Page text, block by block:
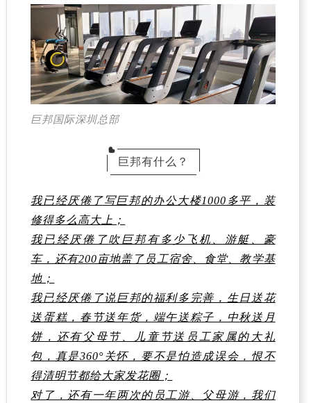
巨邦国际深圳总部
巨邦有什么？
我已经厌倦了写巨邦的办公大楼1000多平，装
修得多么高大上；
我已经厌倦了吹巨邦有多少飞机、游艇、豪
车，还有200亩地盖了员工宿舍、食堂、教学基
地；
我已经厌倦了说巨邦的福利多完善，生日送花
送蛋糕，春节送年货，端午送粽子，中秋送月
饼，还有父母节、儿童节送员工家属的大礼
包，真是360°关怀，要不是怕造成误会，恨不
得清明节都给大家发花圈；
对了，还有一年两次的员工游、父母游，我们